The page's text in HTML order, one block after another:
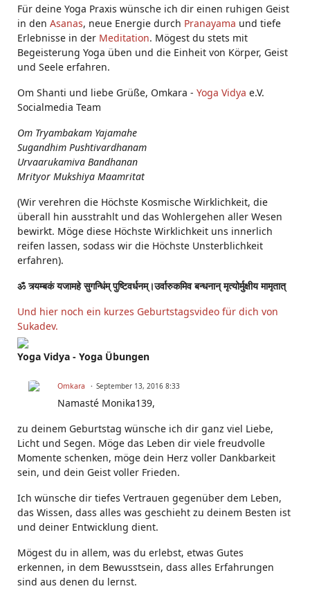
Für deine Yoga Praxis wünsche ich dir einen ruhigen Geist
in den Asanas, neue Energie durch Pranayama und tiefe
Erlebnisse in der Meditation. Mögest du stets mit
Begeisterung Yoga üben und die Einheit von Körper, Geist
und Seele erfahren.
Om Shanti und liebe Grüße, Omkara - Yoga Vidya e.V.
Socialmedia Team
Om Tryambakam Yajamahe
Sugandhim Pushtivardhanam
Urvaarukamiva Bandhanan
Mrityor Mukshiya Maamritat
(Wir verehren die Höchste Kosmische Wirklichkeit, die
überall hin ausstrahlt und das Wohlergehen aller Wesen
bewirkt. Möge diese Höchste Wirklichkeit uns innerlich
reifen lassen, sodass wir die Höchste Unsterblichkeit
erfahren).
ॐ त्र्यम्बकं यजामहे सुगन्धिंम् पुष्टिवर्धनम्।उर्वारुकमिव बन्धनान् मृत्योर्मुक्षीय मामृतात्
Und hier noch ein kurzes Geburtstagsvideo für dich von
Sukadev.
Yoga Vidya - Yoga Übungen
Omkara September 13, 2016 8:33
Namasté Monika139,
zu deinem Geburtstag wünsche ich dir ganz viel Liebe,
Licht und Segen. Möge das Leben dir viele freudvolle
Momente schenken, möge dein Herz voller Dankbarkeit
sein, und dein Geist voller Frieden.
Ich wünsche dir tiefes Vertrauen gegenüber dem Leben,
das Wissen, dass alles was geschieht zu deinem Besten ist
und deiner Entwicklung dient.
Mögest du in allem, was du erlebst, etwas Gutes
erkennen, in dem Bewusstsein, dass alles Erfahrungen
sind aus denen du lernst.